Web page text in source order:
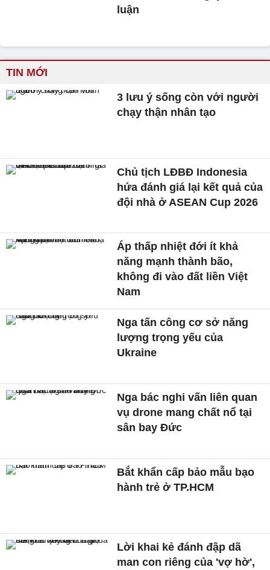
luận
TIN MỚI
3 lưu ý sống còn với người
chạy thận nhân tạo
Chủ tịch LĐBĐ Indonesia
hứa đánh giá lại kết quả của
đội nhà ở ASEAN Cup 2026
Áp thấp nhiệt đới ít khả
năng mạnh thành bão,
không đi vào đất liền Việt
Nam
Nga tấn công cơ sở năng
lượng trọng yếu của
Ukraine
Nga bác nghi vấn liên quan
vụ drone mang chất nổ tại
sân bay Đức
Bắt khẩn cấp bảo mẫu bạo
hành trẻ ở TP.HCM
Lời khai kẻ đánh đập dã
man con riêng của 'vợ hờ',